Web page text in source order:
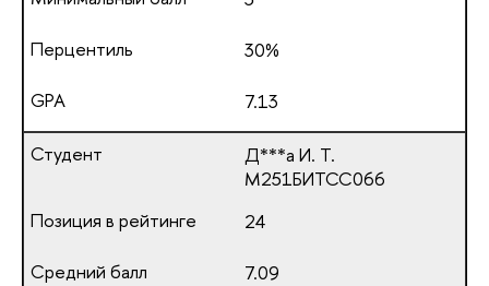
30%
7.13
Д***а И. Т.
М251БИТСС066
24
7.09